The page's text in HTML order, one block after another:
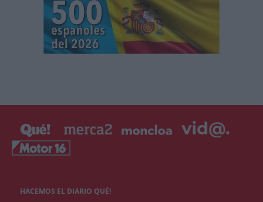
HACEMOS EL DIARIO QUÉ!